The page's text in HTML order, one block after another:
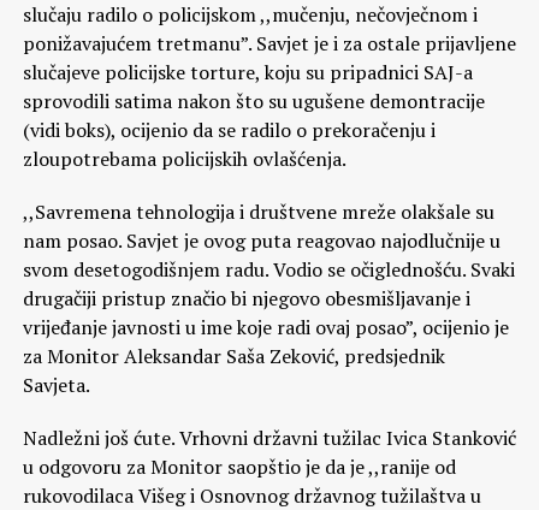
slučaju radilo o policijskom ,,mučenju, nečovječnom i
ponižavajućem tretmanu”. Savjet je i za ostale prijavljene
slučajeve policijske torture, koju su pripadnici SAJ-a
sprovodili satima nakon što su ugušene demontracije
(vidi boks), ocijenio da se radilo o prekoračenju i
zloupotrebama policijskih ovlašćenja.
,,Savremena tehnologija i društvene mreže olakšale su
nam posao. Savjet je ovog puta reagovao najodlučnije u
svom desetogodišnjem radu. Vodio se očiglednošću. Svaki
drugačiji pristup značio bi njegovo obesmišljavanje i
vrijeđanje javnosti u ime koje radi ovaj posao”, ocijenio je
za Monitor Aleksandar Saša Zeković, predsjednik
Savjeta.
Nadležni još ćute. Vrhovni državni tužilac Ivica Stanković
u odgovoru za Monitor saopštio je da je ,,ranije od
rukovodilaca Višeg i Osnovnog državnog tužilaštva u